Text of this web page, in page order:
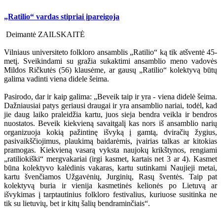
„Ratilio“ vardas stipriai įpareigoja
Deimantė ZAILSKAITĖ
Vilniaus universiteto folkloro ansamblis „Ratilio“ ką tik atšventė 45-
metį. Sveikindami su gražia sukaktimi ansamblio meno vadovės
Mildos Ričkutės (56) klausėme, ar gausų „Ratilio“ kolektyvą būtų
galima vadinti viena didele šeima.
Pasirodo, dar ir kaip galima: „Beveik taip ir yra - viena didelė šeima.
Dažniausiai patys geriausi draugai ir yra ansamblio nariai, todėl, kad
jie daug laiko praleidžia kartu, juos sieja bendra veikla ir bendros
nuostatos. Beveik kiekvieną savaitgalį kas nors iš ansamblio narių
organizuoja kokią pažintinę išvyką į gamtą, dviračių žygius,
pasivaikščiojimus, plaukimą baidarėmis, įvairias talkas ar kitokias
pramogas. Kiekvieną vasarą vyksta naujokų krikštynos, rengiami
„ratiliokiški“ mergvakariai (irgi kasmet, kartais net 3 ar 4). Kasmet
būna kolektyvo kalėdinis vakaras, kartu sutinkami Naujieji metai,
kartu švenčiamos Užgavėnių, Jurginių, Rasų šventės. Taip pat
kolektyvą buria ir vienija kasmetinės kelionės po Lietuvą ar
išvykimas į tarptautinius folkloro festivalius, kuriuose susitinka ne
tik su lietuvių, bet ir kitų šalių bendraminčiais“.